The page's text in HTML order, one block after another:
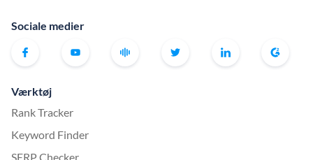
Sociale medier
Værktøj
Rank Tracker
Keyword Finder
SERP Checker